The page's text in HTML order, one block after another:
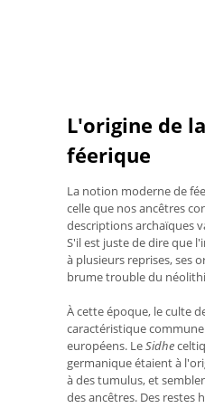
L'origine de
féerique
La notion moderne de
celle que nos ancêtres
descriptions archaïques
S'il est juste de dire que
à plusieurs reprises, ses
brume trouble du
À cette époque, le culte
caractéristique
européens. LeSidhe
germanique étaient à
à des tumulus, et
des ancêtres. Des restes